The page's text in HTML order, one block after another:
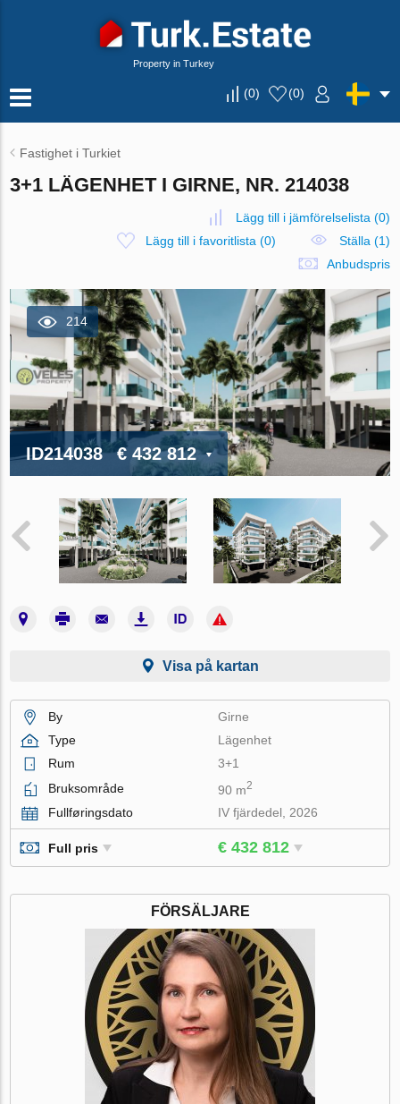
Property in Turkey
(0) (0)
Fastighet i Turkiet
3+1 LÄGENHET I GIRNE, NR. 214038
Lägg till i jämförelselista (0)
Lägg till i favoritlista (0)
Ställa (1)
Anbudspris
214
ID214038 € 432 812
Visa på kartan
By
Girne
Type
Lägenhet
Rum
3+1
Bruksområde
90 m2
Fullføringsdato IV fjärdedel, 2026
Full pris € 432 812
FÖRSÄLJARE